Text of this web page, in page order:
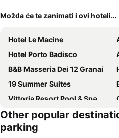
Možda će te zanimati i ovi hoteli…
Hotel Le Macine
Hotel Porto Badisco
B&B Masseria Dei 12 Granai
19 Summer Suites
Vittoria Resort Pool & Spa
Masseria Mongiò dell'Elefante
Borgo in corte
Other popular
parking